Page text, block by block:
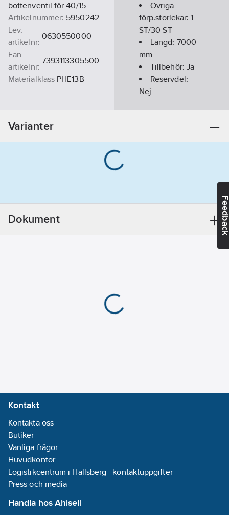
bottenventil för 40/15
Artikelnummer: 5950242
Lev.
artikelnr:
0630550000
Ean
artikelnr:
7393113305500
Materialklass PHE13B
Övriga
förp.storlekar:1
ST/30 ST
Längd: 7000
mm
Tillbehör: Ja
Reservdel:
Nej
tillbehör/reservdel:
Lämplig för
REACH
Varianter
Dokument
Kontakt
Kontakta oss
Butiker
Vanliga frågor
Huvudkontor
Logistikcentrum i Hallsberg - kontaktuppgifter
Press och media
Handla hos Ahlsell